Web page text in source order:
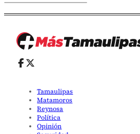
Tamaulipas
Matamoros
Reynosa
Política
Opinión